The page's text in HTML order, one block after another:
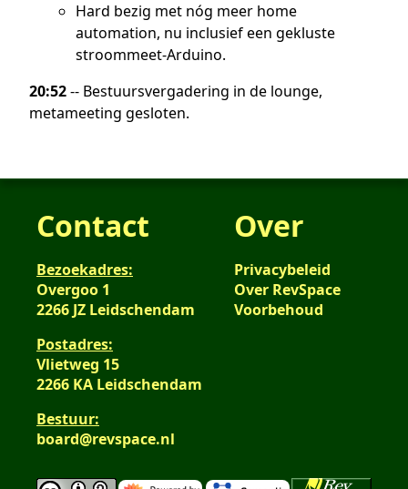
Hard bezig met nóg meer home
automation, nu inclusief een gekluste
stroommeet-Arduino.
20:52-- Bestuursvergadering in de lounge,
metameeting gesloten.
Contact
Bezoekadres:
Overgoo 1
2266 JZ Leidschendam
Postadres:
Vlietweg 15
2266 KA Leidschendam
Bestuur:
board@revspace.nl
Over
Privacybeleid
Over RevSpace
Voorbehoud